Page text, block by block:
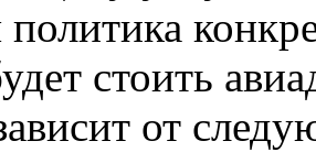
политика
стоить
от